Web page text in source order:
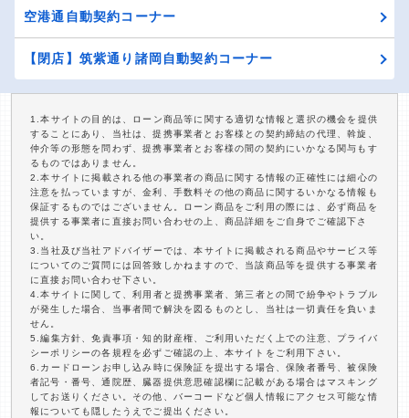
空港通自動契約コーナー
【閉店】筑紫通り諸岡自動契約コーナー
1.本サイトの目的は、ローン商品等に関する適切な情報と選択の機会を提供
することにあり、当社は、提携事業者とお客様との契約締結の代理、斡旋、
仲介等の形態を問わず、提携事業者とお客様の間の契約にいかなる関与もす
るものではありません。
2.本サイトに掲載される他の事業者の商品に関する情報の正確性には細心の
注意を払っていますが、金利、手数料その他の商品に関するいかなる情報も
保証するものではございません。ローン商品をご利用の際には、必ず商品を
提供する事業者に直接お問い合わせの上、商品詳細をご自身でご確認下さ
い。
3.当社及び当社アドバイザーでは、本サイトに掲載される商品やサービス等
についてのご質問には回答致しかねますので、当該商品等を提供する事業者
に直接お問い合わせ下さい。
4.本サイトに関して、利用者と提携事業者、第三者との間で紛争やトラブル
が発生した場合、当事者間で解決を図るものとし、当社は一切責任を負いま
せん。
5.編集方針、免責事項・知的財産権、ご利用いただく上での注意、プライバ
シーポリシーの各規程を必ずご確認の上、本サイトをご利用下さい。
6.カードローンお申し込み時に保険証を提出する場合、保険者番号、被保険
者記号・番号、通院歴、臓器提供意思確認欄に記載がある場合はマスキング
してお送りください。その他、バーコードなど個人情報にアクセス可能な情
報についても隠したうえでご提出ください。